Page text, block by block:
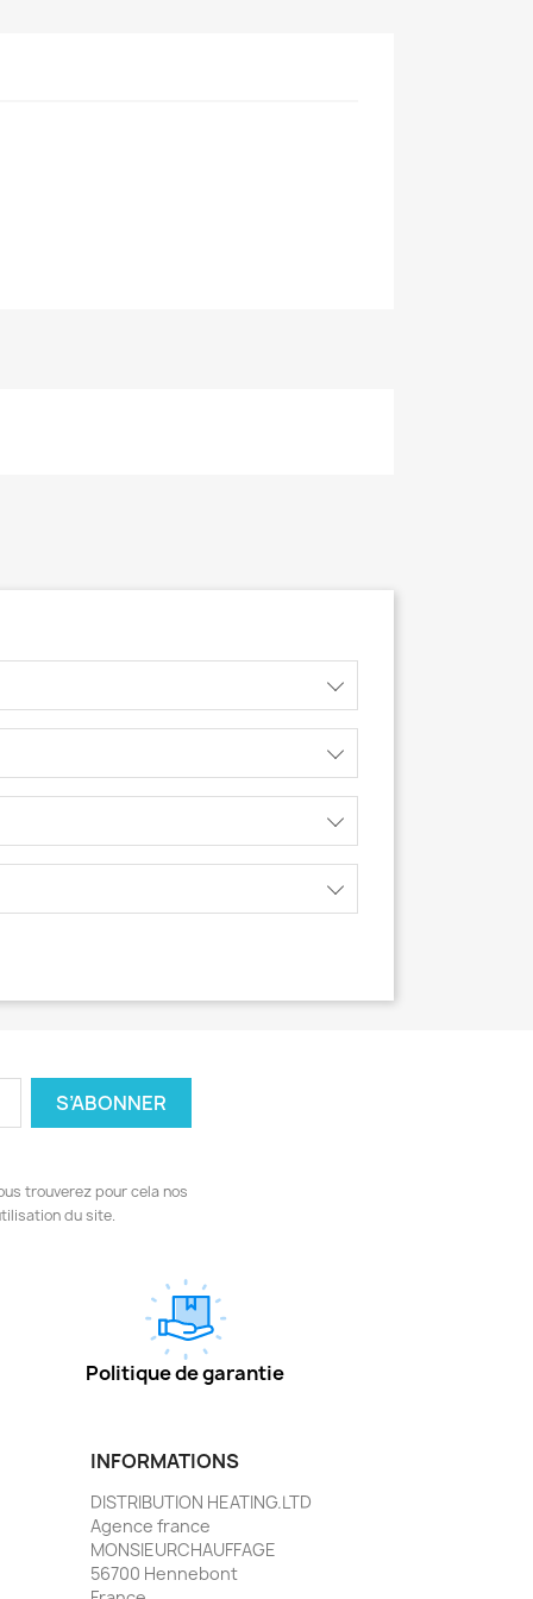
trouverez pour cela nos
du site.
Politique de garantie
INFORMATIONS
DISTRIBUTION HEATING.LTD
Agence france
MONSIEURCHAUFFAGE
56700 Hennebont